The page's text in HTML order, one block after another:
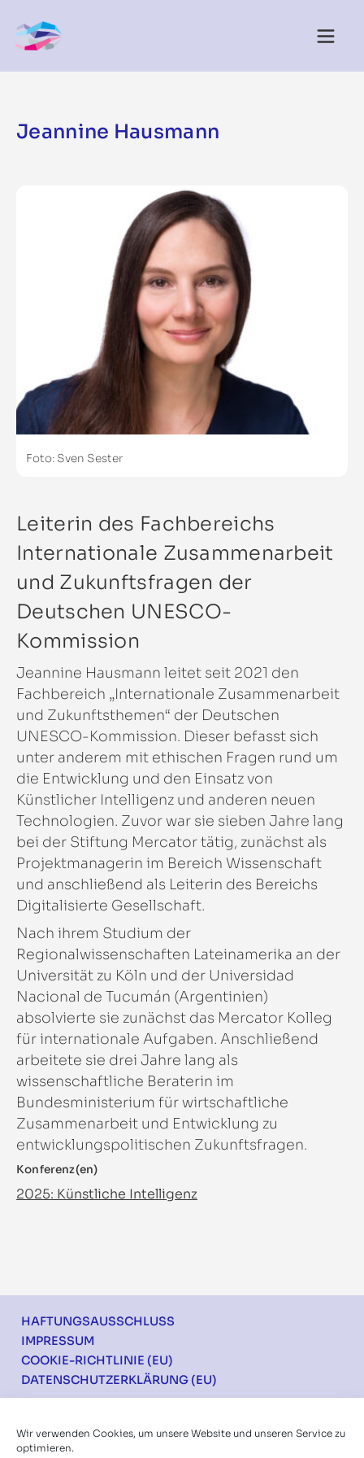
Wir verwenden Cookies, um unsere Website und unseren Service zu
optimieren.
Jeannine Hausmann
Foto: Sven Sester
Leiterin des Fachbereichs
Internationale Zusammenarbeit
und Zukunftsfragen der
Deutschen UNESCO-
Kommission
Jeannine Hausmann leitet seit 2021 den
Fachbereich „Internationale Zusammenarbeit
und Zukunftsthemen“ der Deutschen
UNESCO-Kommission. Dieser befasst sich
unter anderem mit ethischen Fragen rund um
die Entwicklung und den Einsatz von
Künstlicher Intelligenz und anderen neuen
Technologien. Zuvor war sie sieben Jahre lang
bei der Stiftung Mercator tätig, zunächst als
Projektmanagerin im Bereich Wissenschaft
und anschließend als Leiterin des Bereichs
Digitalisierte Gesellschaft.
Nach ihrem Studium der
Regionalwissenschaften Lateinamerika an der
Universität zu Köln und der Universidad
Nacional de Tucumán (Argentinien)
absolvierte sie zunächst das Mercator Kolleg
für internationale Aufgaben. Anschließend
arbeitete sie drei Jahre lang als
wissenschaftliche Beraterin im
Bundesministerium für wirtschaftliche
Zusammenarbeit und Entwicklung zu
entwicklungspolitischen Zukunftsfragen.
Konferenz(en)
2025: Künstliche Intelligenz
Footer
HAFTUNGSAUSSCHLUSS
IMPRESSUM
COOKIE-RICHTLINIE (EU)
DATENSCHUTZERKLÄRUNG (EU)
Ich möchte über die Konferenzen informiert
werden